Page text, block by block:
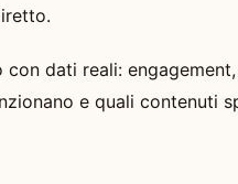
con dati reali:
e quali contenuti